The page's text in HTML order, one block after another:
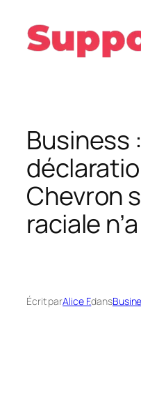
contenu
Business
Chevron
raciale
Écrit parAlice F.dans